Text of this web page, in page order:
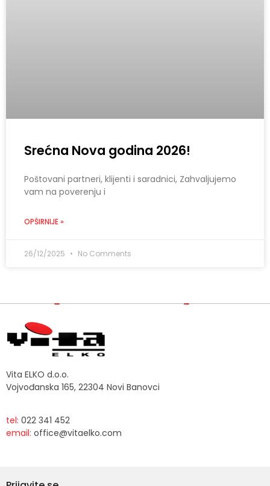
Srećna Nova godina 2026!
Poštovani partneri, klijenti i saradnici, Zahvaljujemo
vam na poverenju i
OPŠIRNIJE »
26/12/2025 No Comments
Vita ELKO d.o.o.
Vojvođanska 165, 22304 Novi Banovci
tel: 022 341 452
email: office@vitaelko.com